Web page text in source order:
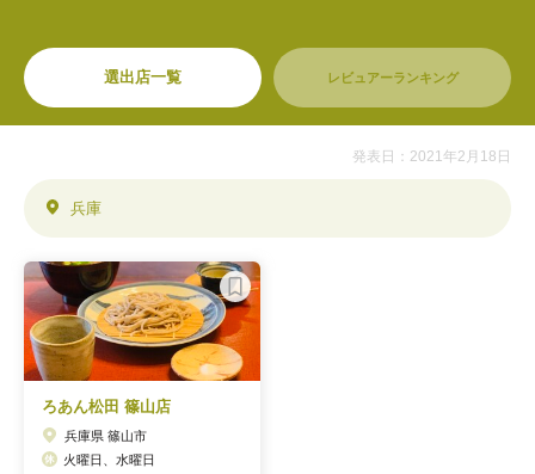
選出店一覧 レビュアーランキング
発表日：2021年2月18日
兵庫
ろあん松田 篠山店
兵庫県 篠山市
火曜日、水曜日